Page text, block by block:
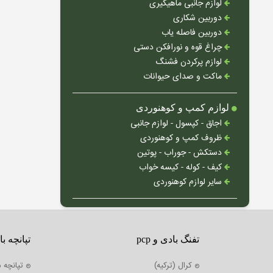
لوازم جانبی ماهیگیری
دوربین شکاری
دوربین فاصله یاب
چراغ قوه و نورافکن دستی
لوازم پرکردن فشنگ
ماکت و صدای حیوانات
لوازم کمپ و کوهنوردی
اجاق - کپسول - لوازم جانبی
ظروف کمپ و کوهنوردی
دستکش - جوراب - پوتین
کیف - کوله - کیسه خواب
سایر لوازم کوهنوردی
تفنگ بادی و pcp
کرال (ترکیه)
تپانچه